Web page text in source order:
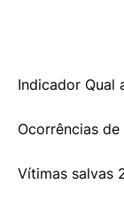
Indicador Qual
Ocorrências
Vítimas salvas